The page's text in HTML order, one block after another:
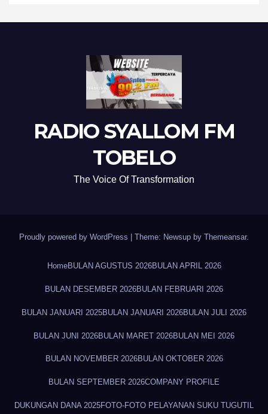
RADIO SYALLOM FM
TOBELO
The Voice Of Transformation
Proudly powered by WordPress Theme: Newsup by Themeansar.
HomeBULAN AGUSTUS 2026BULAN APRIL 2026
BULAN DESEMBER 2026BULAN FEBRUARI 2026
BULAN JANUARI 2025BULAN JANUARI 2026BULAN JULI 2026
BULAN JUNI 2026BULAN MARET 2026BULAN MEI 2026
BULAN NOVEMBER 2026BULAN OKTOBER 2026
BULAN SEPTEMBER 2026COMPANY PROFILE
DUKUNGAN DANA 2025FOTO-FOTO PELAYANAN SUKU TUGUTIL